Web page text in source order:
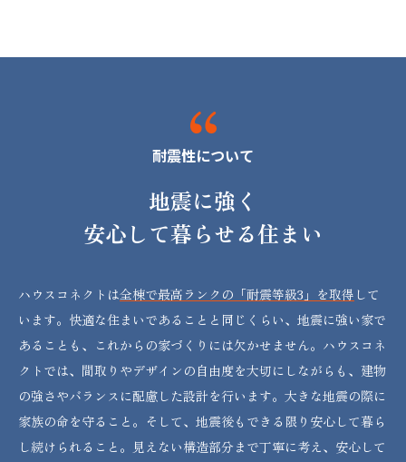
耐震性について
地震に強く
安心して暮らせる住まい
ハウスコネクトは全棟で最高ランクの「耐震等級3」を取得 して
います。快適な住まいであることと同じくらい、地震に強い家で
あることも、これからの家づくりには欠かせません。ハウスコネ
クトでは、間取りやデザインの自由度を大切にしながらも、建物
の強さやバランスに配慮した設計を行います。大きな地震の際に
家族の命を守ること。そして、地震後もできる限り安心して暮ら
し続けられること。見えない構造部分まで丁寧に考え、安心して